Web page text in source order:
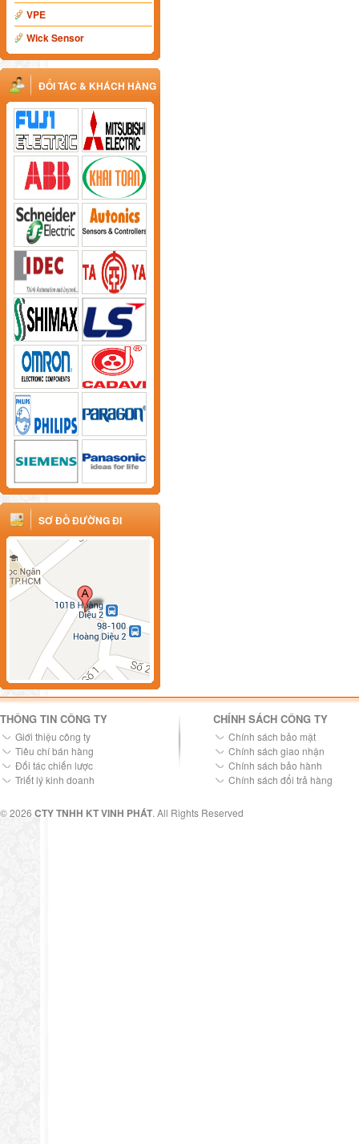
VPE
Wick Sensor
ĐỐI TÁC & KHÁCH HÀNG
SƠ ĐỒ ĐƯỜNG ĐI
THÔNG TIN CÔNG TY
Giới thiệu công ty
Tiêu chí bán hàng
Đối tác chiến lược
Triết lý kinh doanh
CHÍNH SÁCH CÔNG TY
Chính sách bảo mật
Chính sách giao nhận
Chính sách bảo hành
Chính sách đổi trả hàng
© 2026 CTY TNHH KT VINH PHÁT. All Rights Reserved